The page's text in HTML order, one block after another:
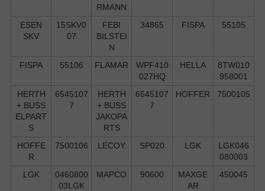
RMANN
ESEN
SKV
15SKV0
07
FEBI
BILSTEI
N
34865 FISPA 55105
FISPA 55106 FLAMAR
WPF410
027HQ
HELLA
8TW010
958001
HERTH
+ BUSS
ELPART
S
6545107
7
HERTH
+ BUSS
JAKOPA
RTS
6545107
7
HOFFER 7500105
HOFFE
R
7500106 LECOY SP020 LGK
LGK046
080003
LGK
0460800
03LGK
MAPCO 90600
MAXGE
AR
450045